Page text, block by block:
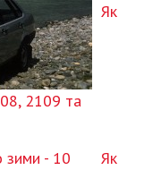
Як
2109 та
Як